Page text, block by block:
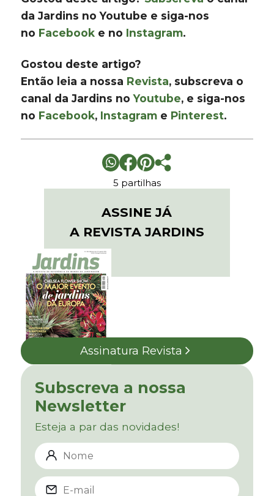
da Jardins no Youtube e siga-nos
no Facebook e no Instagram.
Gostou deste artigo?
Então leia a nossa Revista, subscreva o
canal da Jardins noYoutube, e siga-nos
no Facebook, Instagram e Pinterest.
5 partilhas
ASSINE JÁ
A REVISTA JARDINS
Assinatura Revista
Subscreva a nossa
Newsletter
Esteja a par das novidades!